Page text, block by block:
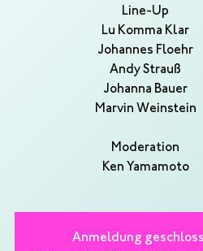
Line-Up
Lu Komma Klar
Johannes Floehr
Andy Strauß
Johanna Bauer
Marvin Weinstein
Moderation
Ken Yamamoto
Anmeldung